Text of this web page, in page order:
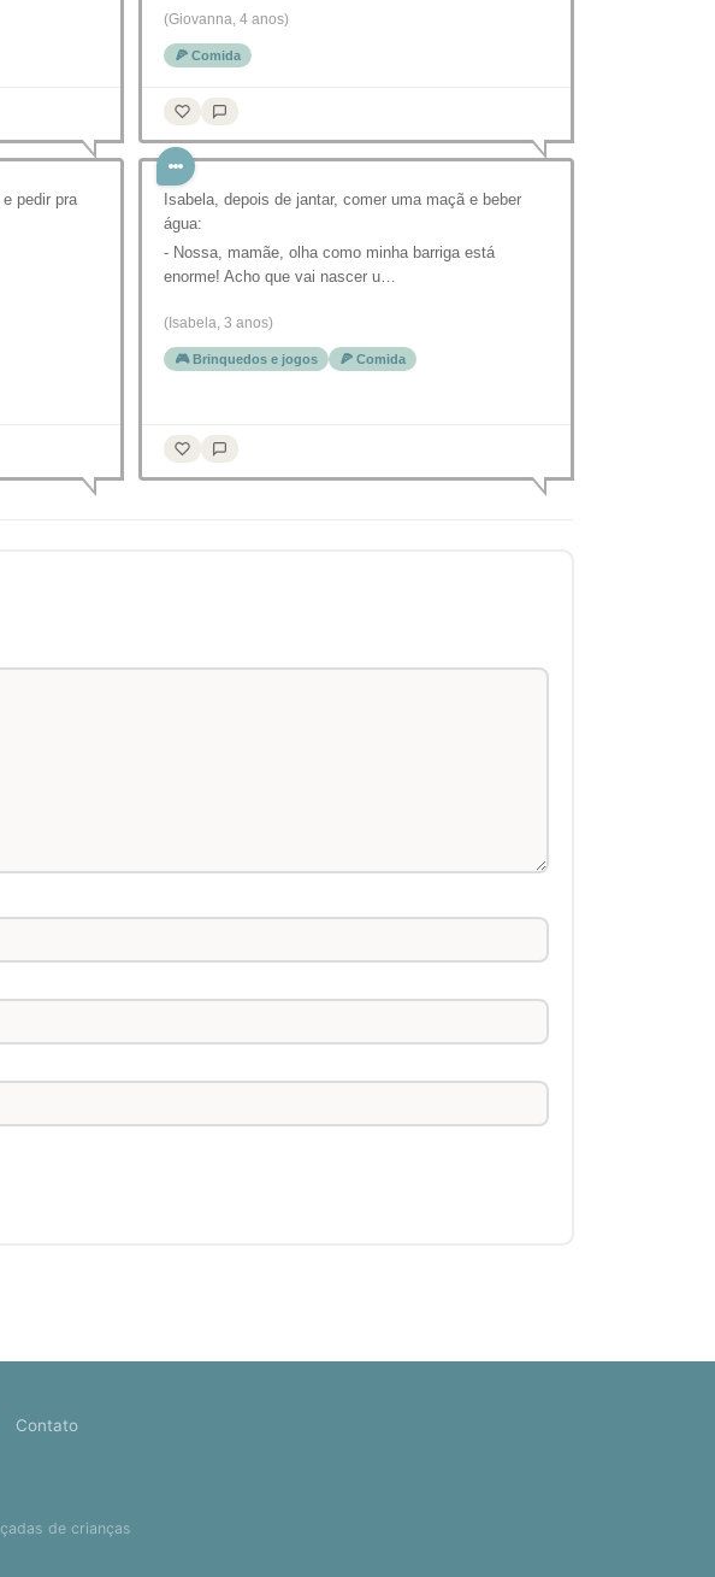
(Giovanna, 4 anos)
🍕 Comida
pedir pra
Isabela, depois de jantar, comer uma maçã e beber
água:
- Nossa, mamãe, olha como minha barriga está
enorme! Acho que vai nascer u…
(Isabela, 3 anos)
🎮 Brinquedos e jogos 🍕 Comida
Contato
de crianças